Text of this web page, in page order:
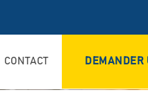
CONTACT DEMANDER